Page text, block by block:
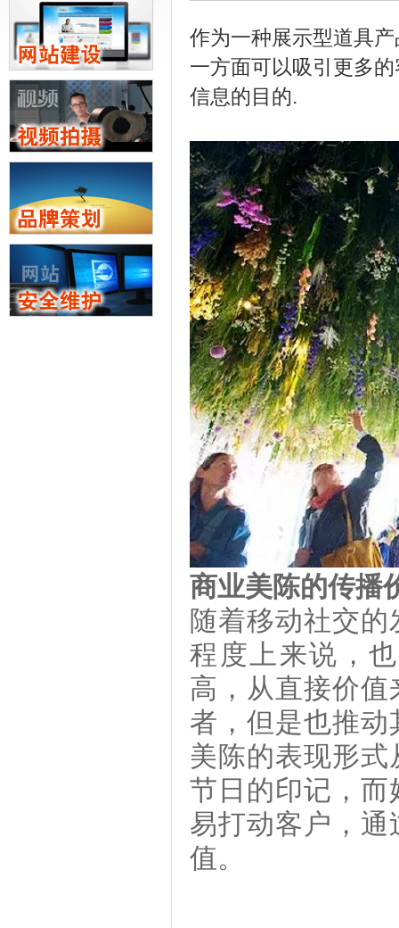
作为一种展示型道具
一方面可以吸引更多
信息的目的.
商业美陈的传播
随着移动社交
程度上来说，
高，从直接价
者，但是也推
美陈的表现形
节日的印记，
易打动客户，
值。